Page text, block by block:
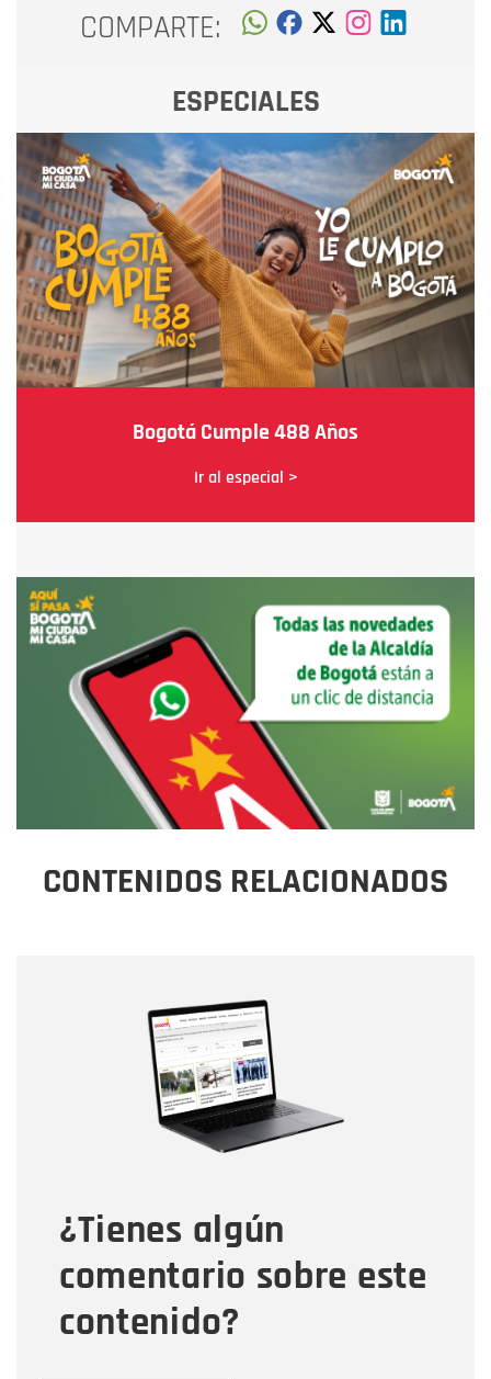
COMPARTE:
ESPECIALES
Bogotá Cumple 488 Años
Ir al especial >
CONTENIDOS RELACIONADOS
¿Tienes algún
comentario sobre este
contenido?
Correo electrónico
Tipo de comentario
Mensaje